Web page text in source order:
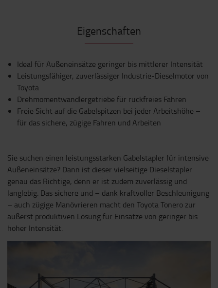
Eigenschaften
Ideal für Außeneinsätze geringer bis mittlerer Intensität
Leistungsfähiger, zuverlässiger Industrie-Dieselmotor von
Toyota
Drehmomentwandlergetriebe für ruckfreies Fahren
Freie Sicht auf die Gabelspitzen bei jeder Arbeitshöhe –
für das sichere, zügige Fahren und Arbeiten
Sie suchen einen leistungsstarken Gabelstapler für intensive
Außeneinsätze? Dann ist dieser vielseitige Dieselstapler
genau das Richtige, denn er ist zudem zuverlässig und
langlebig. Das sichere und – dank kraftvoller Beschleunigung
– auch zügige Manövrieren macht den Toyota Tonero zur
äußerst produktiven Lösung für Einsätze von geringer bis
hoher Intensität.